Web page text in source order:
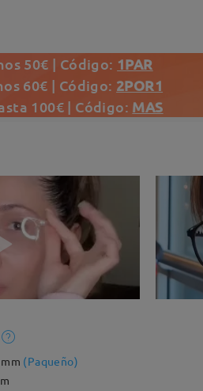
50€ | Código: 1PAR
60€ | Código: 2POR1
100€ | Código: MAS
(Paqueño)